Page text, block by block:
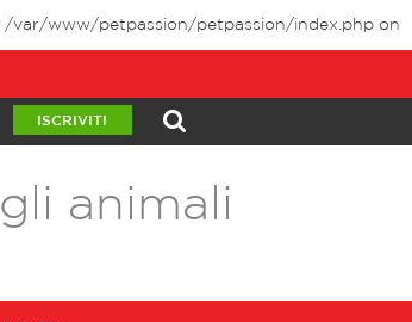
/var/www/petpassion/petpassion/index.php on
ISCRIVITI
gli animali